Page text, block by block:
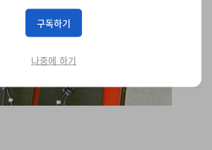
웨어를 재정의해온 Literary Sport가 이번엔
발 샌들을 세련되게 재해석했다.
구독하기
나중에 하기